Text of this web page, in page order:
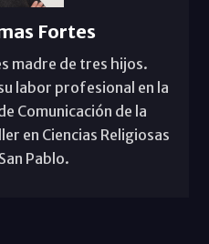
Fortes
madre de tres hijos.
labor profesional en la
Comunicación de la
en Ciencias Religiosas
Pablo.